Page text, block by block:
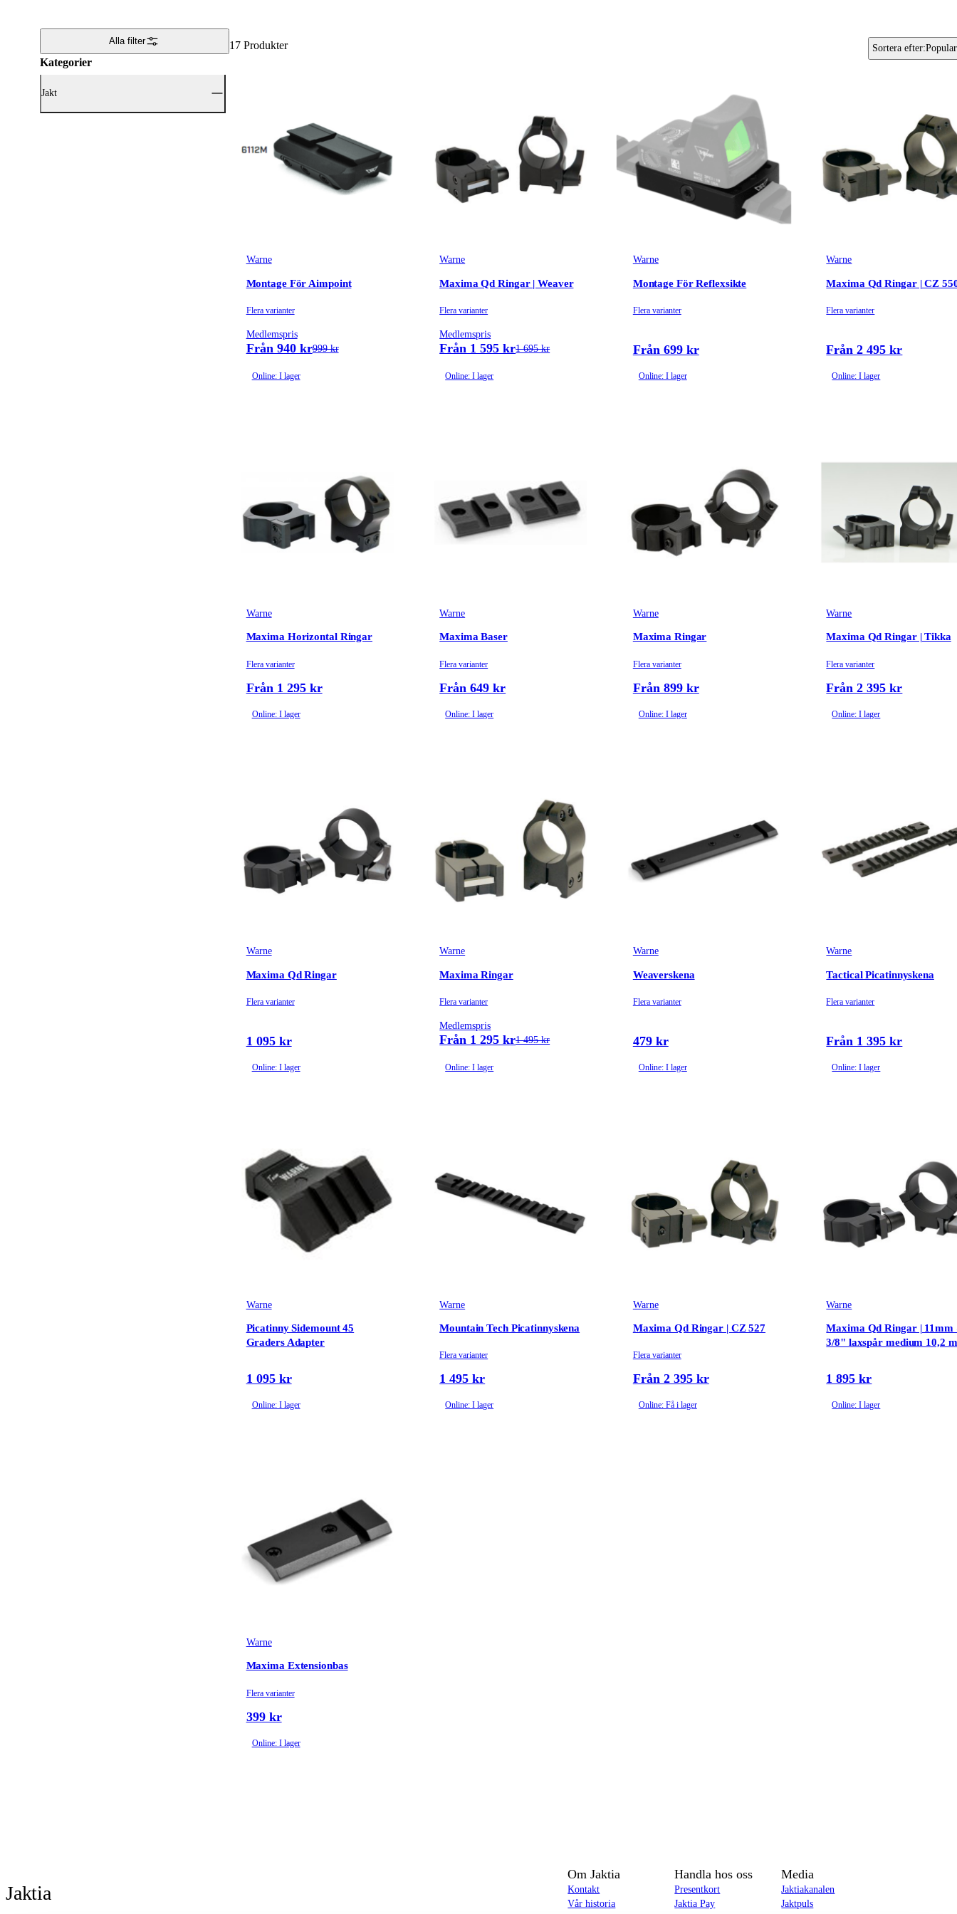
Alla filter
Kategorier
Jakt
17 Produkter Sortera efter:
Warne
Montage För Aimpoint
Flera varianter
Medlemspris
Från 940 kr999 kr
Online: I lager
Warne
Maxima Qd Ringar | Weaver
Flera varianter
Medlemspris
Från 1 595 kr1 695 kr
Online: I lager
Warne
Montage För Reflexsikte
Flera varianter
Från 699 kr
Online: I lager
Warne
Maxima Qd Ringar | CZ
Flera varianter
Från 2 495 kr
Online: I lager
Warne
Maxima Horizontal Ringar
Flera varianter
Från 1 295 kr
Online: I lager
Warne
Maxima Baser
Flera varianter
Från 649 kr
Online: I lager
Warne
Maxima Ringar
Flera varianter
Från 899 kr
Online: I lager
Warne
Maxima Qd Ringar | Tikka
Flera varianter
Från 2 395 kr
Online: I lager
Warne
Maxima Qd Ringar
Flera varianter
1 095 kr
Online: I lager
Warne
Maxima Ringar
Flera varianter
Medlemspris
Från 1 295 kr1 495 kr
Online: I lager
Warne
Weaverskena
Flera varianter
479 kr
Online: I lager
Warne
Tactical Picatinnyskena
Flera varianter
Från 1 395 kr
Online: I lager
Warne
Picatinny Sidemount 45
Graders Adapter
1 095 kr
Online: I lager
Warne
Mountain Tech Picatinnyskena
Flera varianter
1 495 kr
Online: I lager
Warne
Maxima Qd Ringar | CZ 527
Flera varianter
Från 2 395 kr
Online: Få i lager
Warne
Maxima Qd Ringar | 11mm
3/8" laxspår medium 10,2
1 895 kr
Online: I lager
Warne
Maxima Extensionbas
Flera varianter
399 kr
Online: I lager
Jaktia
Om Jaktia
Kontakt
Vår historia
Handla hos oss
Presentkort
Jaktia Pay
Media
Jaktiakanalen
Jaktpuls